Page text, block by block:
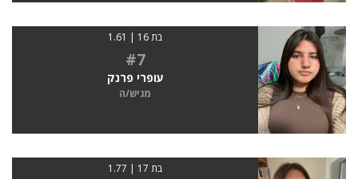
בת 16 | 1.61
#7
עופרי פרנק
מגיש/ה
בת 17 | 1.77